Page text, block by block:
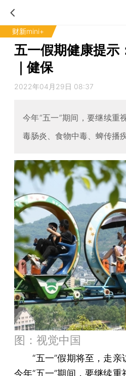
财新mini+
五一假期健康提示
｜健保
2022年04月29日 08:37
今年“五一”期间，要继续重
毒肠炎、食物中毒、蜱传播
图：视觉中国
“五一”假期将至，走亲
今年“五一”期间，要继续